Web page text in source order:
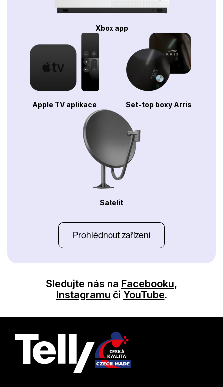
Xbox app
Apple TV aplikace Set-top boxy Arris
Satelit
Prohlédnout zařízení
Sledujte nás na Facebooku,
Instagramu či YouTube.